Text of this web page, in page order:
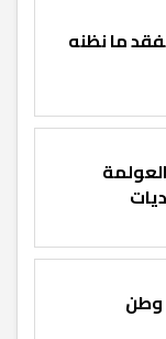
ما نظنه
وطن